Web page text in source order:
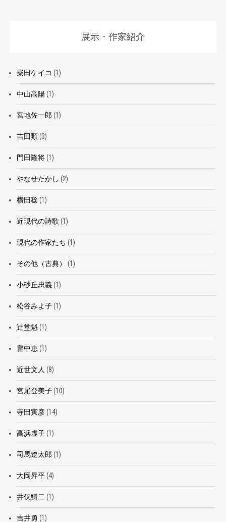
展示・作家紹介
柴田ケイコ (1)
中山高陽(1)
宮地佐一郎 (1)
吉田類(3)
門田隆将(1)
やなせたかし (2)
横田稔(1)
近現代の詩歌 (1)
現代の作家たち (1)
その他（古典） (1)
小砂丘忠義(1)
松谷みよ子(1)
辻堂魁(1)
畠中恵(1)
近世文人 (8)
宮尾登美子(10)
寺田寅彦(14)
高浜虚子(1)
司馬遼太郎 (1)
大岡昇平(4)
井伏鱒二 (1)
吉井勇 (1)